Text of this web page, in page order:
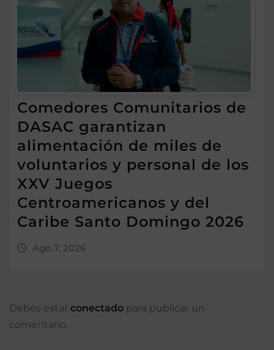
Comedores Comunitarios de
DASAC garantizan
alimentación de miles de
voluntarios y personal de los
XXV Juegos
Centroamericanos y del
Caribe Santo Domingo 2026
Ago 7, 2026
Debes estar conectado para publicar un
comentario.